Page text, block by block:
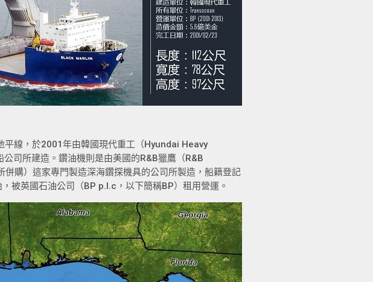
平線，於2001年由韓國現代重工（Hyundai Heavy
司所建造。鑽油機則是由美國的R&B獵鷹（R&B
購）這家專門製造深海鑽探機具的公司所製造，船籍登記
被英國石油公司（BP p.l.c，以下簡稱BP）租用營運。